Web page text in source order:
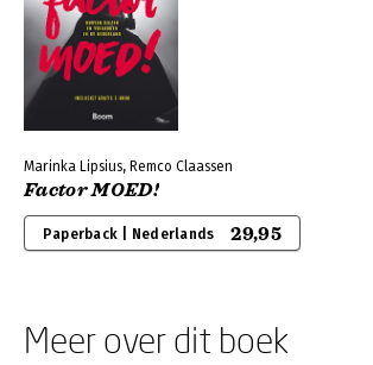
Marinka Lipsius, Remco Claassen
Factor MOED!
Paperback | Nederlands 29,95
Meer over dit boek